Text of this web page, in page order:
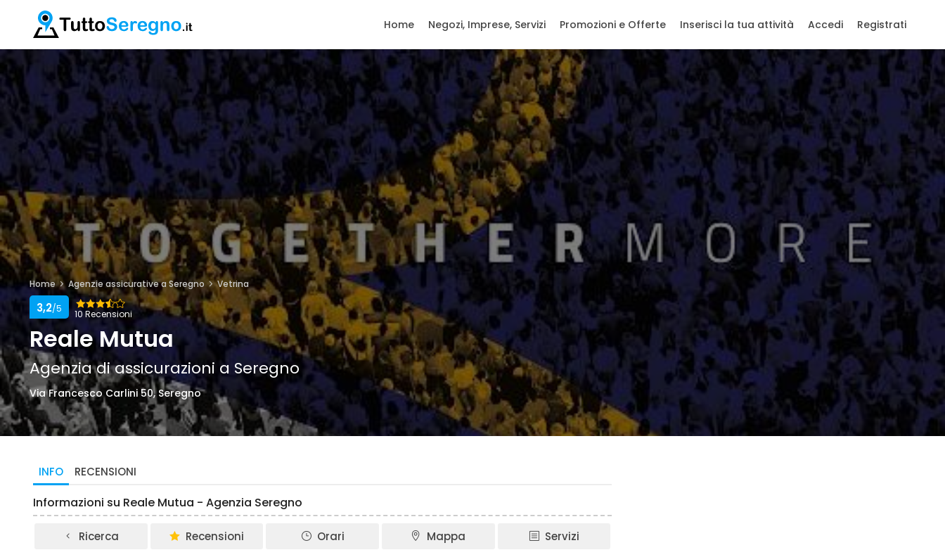
Home Negozi, Imprese, Servizi Promozioni e Offerte Inserisci la tua attività Accedi Registrati
Home Agenzie assicurative a Seregno Vetrina
10 Recensioni
3,2/5
Reale Mutua
Agenzia di assicurazioni a Seregno
Via Francesco Carlini 50, Seregno
INFO RECENSIONI
Informazioni su Reale Mutua - Agenzia Seregno
Ricerca Recensioni Orari Mappa Servizi